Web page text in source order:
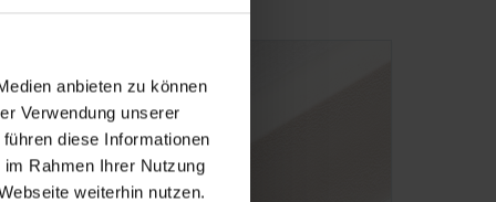
anbieten zu können
Verwendung unserer
diese Informationen
Rahmen Ihrer Nutzung
weiterhin nutzen.